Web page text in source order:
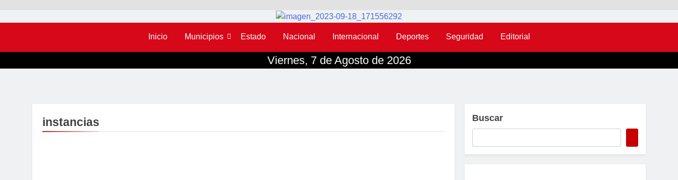
Inicio Municipios Estado Nacional Internacional Deportes Seguridad Editorial
Viernes, 7 de Agosto de 2026
instancias Buscar